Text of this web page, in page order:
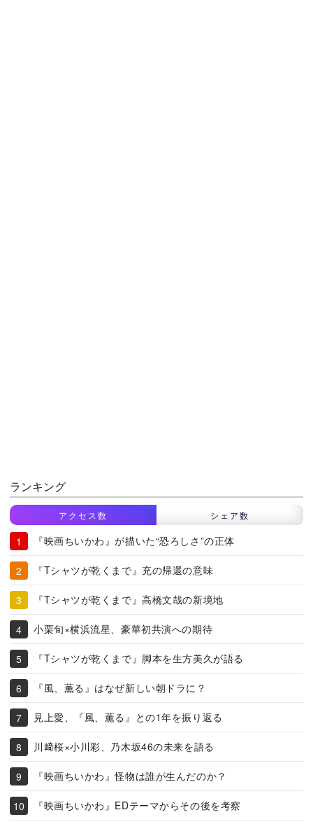
ランキング
アクセス数 シェア数
『映画ちいかわ』が描いた“恐ろしさ”の正体
『Tシャツが乾くまで』充の帰還の意味
『Tシャツが乾くまで』高橋文哉の新境地
小栗旬×横浜流星、豪華初共演への期待
『Tシャツが乾くまで』脚本を生方美久が語る
『風、薫る』はなぜ新しい朝ドラに？
見上愛、『風、薫る』との1年を振り返る
川﨑桜×小川彩、乃木坂46の未来を語る
『映画ちいかわ』怪物は誰が生んだのか？
『映画ちいかわ』EDテーマからその後を考察